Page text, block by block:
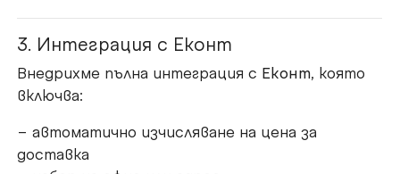
3. Интеграция с Еконт
Внедрихме пълна интеграция с Еконт, която
включва:
– автоматично изчисляване на цена за
доставка